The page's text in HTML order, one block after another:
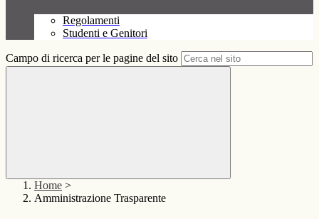
Regolamenti
Studenti e Genitori
Campo di ricerca per le pagine del sito
Home >
Amministrazione Trasparente